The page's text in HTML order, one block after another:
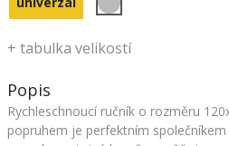
+ tabulka velikostí
Popis
Rychleschnoucí ručník o rozměru
popruhem je perfektním